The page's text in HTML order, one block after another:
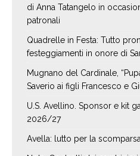
di Anna Tatangelo in
patronali
Quadrelle in Festa: Tutto
festeggiamenti in onore di
Mugnano del Cardinale,
Saverio ai figli Francesco e
U.S. Avellino. Sponsor e kit
2026/27
Avella: lutto per la